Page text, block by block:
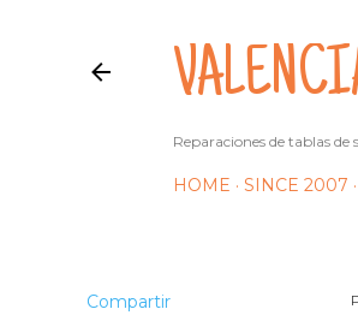
Reparaciones de tablas
HOME SINCE 2007
Compartir